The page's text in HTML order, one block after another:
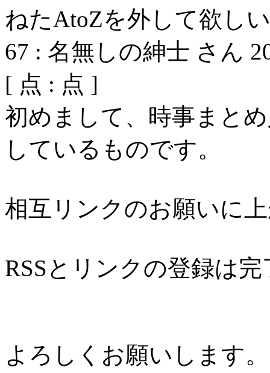
ねたAtoZを外して欲しい
67 : 名無しの紳士 さん
[ 点 : 点 ]
初めまして、時事まと
しているものです。
相互リンクのお願いに
RSSとリンクの登録は
よろしくお願いします。